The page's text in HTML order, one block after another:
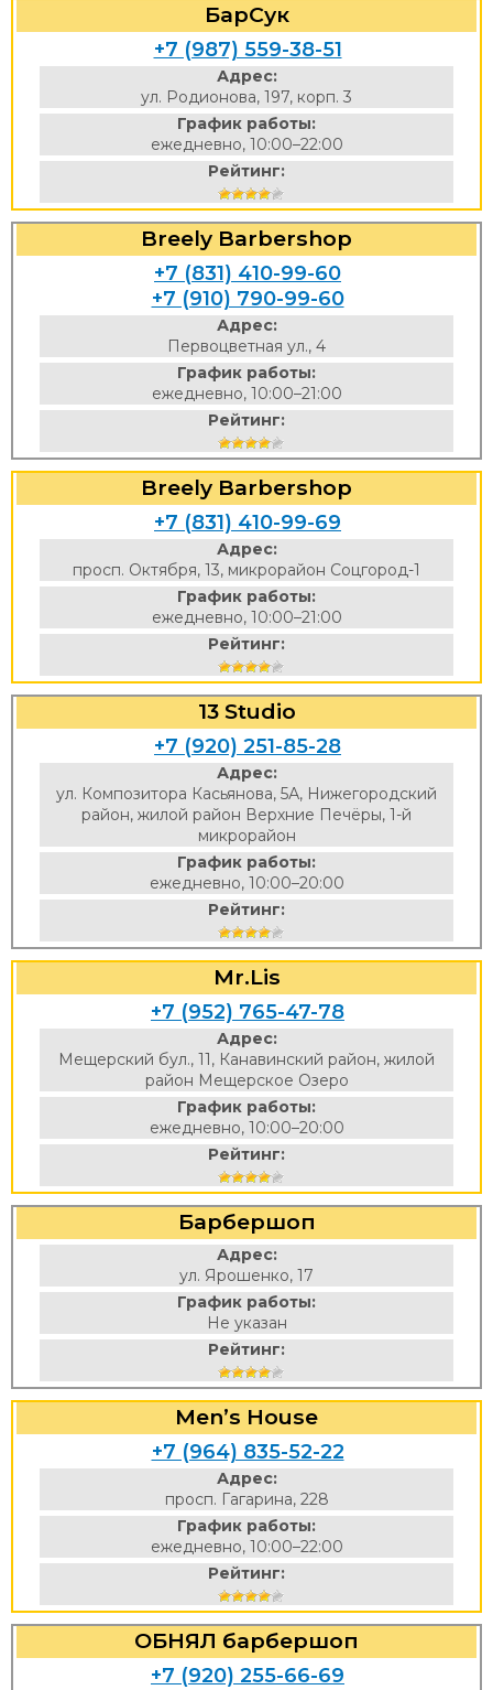
БарСук
+7 (987) 559-38-51
Адрес:
ул. Родионова, 197, корп. 3
График работы:
ежедневно, 10:00–22:00
Рейтинг:
Breely Barbershop
+7 (831) 410-99-60
+7 (910) 790-99-60
Адрес:
Первоцветная ул., 4
График работы:
ежедневно, 10:00–21:00
Рейтинг:
Breely Barbershop
+7 (831) 410-99-69
Адрес:
просп. Октября, 13, микрорайон Соцгород-1
График работы:
ежедневно, 10:00–21:00
Рейтинг:
13 Studio
+7 (920) 251-85-28
Адрес:
ул. Композитора Касьянова, 5А, Нижегородский
район, жилой район Верхние Печёры, 1-й
микрорайон
График работы:
ежедневно, 10:00–20:00
Рейтинг:
Mr.Lis
+7 (952) 765-47-78
Адрес:
Мещерский бул., 11, Канавинский район, жилой
район Мещерское Озеро
График работы:
ежедневно, 10:00–20:00
Рейтинг:
Барбершоп
Адрес:
ул. Ярошенко, 17
График работы:
Не указан
Рейтинг:
Men’s House
+7 (964) 835-52-22
Адрес:
просп. Гагарина, 228
График работы:
ежедневно, 10:00–22:00
Рейтинг:
ОБНЯЛ барбершоп
+7 (920) 255-66-69